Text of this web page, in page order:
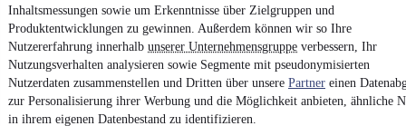
Inhaltsmessungen sowie um Erkenntnisse über Zielgruppen und
Produktentwicklungen zu gewinnen. Außerdem können wir so Ihre
Nutzererfahrung innerhalb unserer Unternehmensgruppe verbessern, Ihr
Nutzungsverhalten analysieren sowie Segmente mit pseudonymisierten
Nutzerdaten zusammenstellen und Dritten über unsere Partner einen
zur Personalisierung ihrer Werbung und die Möglichkeit anbieten, ähnliche
in ihrem eigenen Datenbestand zu identifizieren.
Powered by
Entdecke Kleinwagen , und Wohnmobileund mehr bei
mobile.de